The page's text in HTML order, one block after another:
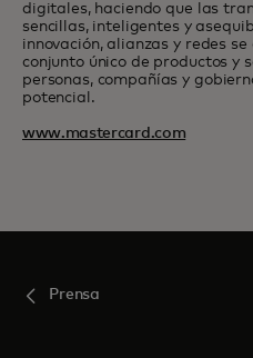
digitales, haciendo que las
sencillas, inteligentes y
innovación, alianzas y redes
conjunto único de productos y
personas, compañías y
potencial.
www.mastercard.com
Prensa